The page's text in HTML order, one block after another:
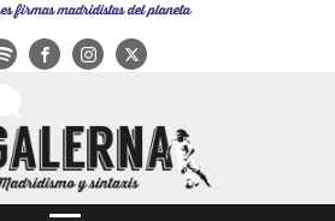
firmas madridistas del planeta